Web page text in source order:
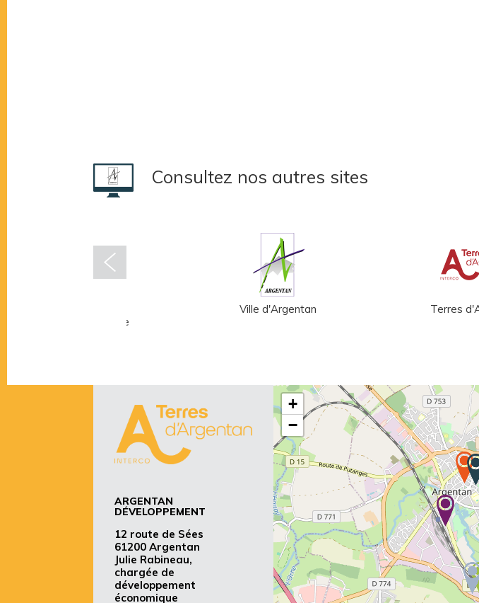
Consultez nos autres sites
Léger - André Mare
Ville d'Argentan Terres
ARGENTAN
DÉVELOPPEMENT
12 route de Sées
61200 Argentan
Julie Rabineau,
chargée de
développement
économique
+
−